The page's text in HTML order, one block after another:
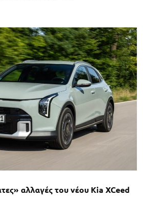
αλλαγές του νέου Kia XCeed